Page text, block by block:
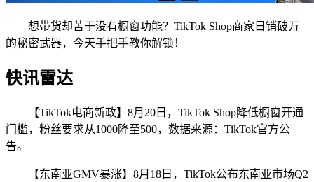
想带货却苦于没有橱窗功能？TikTok Shop商家日销破万
的秘密武器，今天手把手教你解锁！
快讯雷达
【TikTok电商新政】8月20日，TikTok Shop降低橱窗开通
门槛，粉丝要求从1000降至500，数据来源：TikTok官方公
告。
【东南亚GMV暴涨】8月18日，TikTok公布东南亚市场Q2